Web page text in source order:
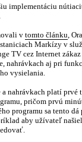
implementáciu
vtomto článku,
Markízy v
TV cez Internet
nahrávkach aj pri
vysielania.
a nahrávkach platí prvé
pričom prvú
programu sa tento dá
aby užívateľ